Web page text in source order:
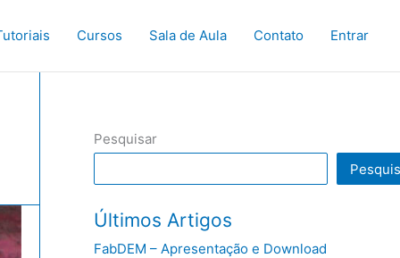
Cursos Sala de Aula Contato Entrar
Pesquisar
Últimos Artigos
FabDEM – Apresentação e Download